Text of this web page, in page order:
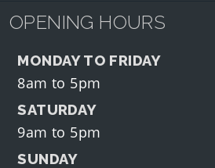
OPENING HOURS
MONDAY TO FRIDAY
8am to 5pm
SATURDAY
9am to 5pm
SUNDAY